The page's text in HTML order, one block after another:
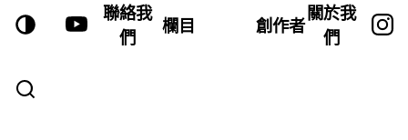
聯絡我
們
欄目 創作者
關於我
們